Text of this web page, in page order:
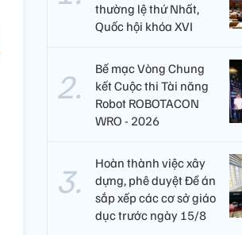
thường lệ thứ Nhất,
Quốc hội khóa XVI
Bế mạc Vòng Chung
kết Cuộc thi Tài năng
Robot ROBOTACON
WRO - 2026
Hoàn thành việc xây
dựng, phê duyệt Đề án
sắp xếp các cơ sở giáo
dục trước ngày 15/8